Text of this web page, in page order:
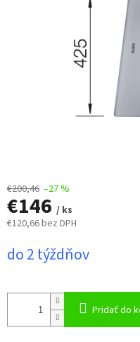
€200,46 –27 %
€146 / ks
€120,66 bez DPH
cena:
do 2 týždňov
Pridať do